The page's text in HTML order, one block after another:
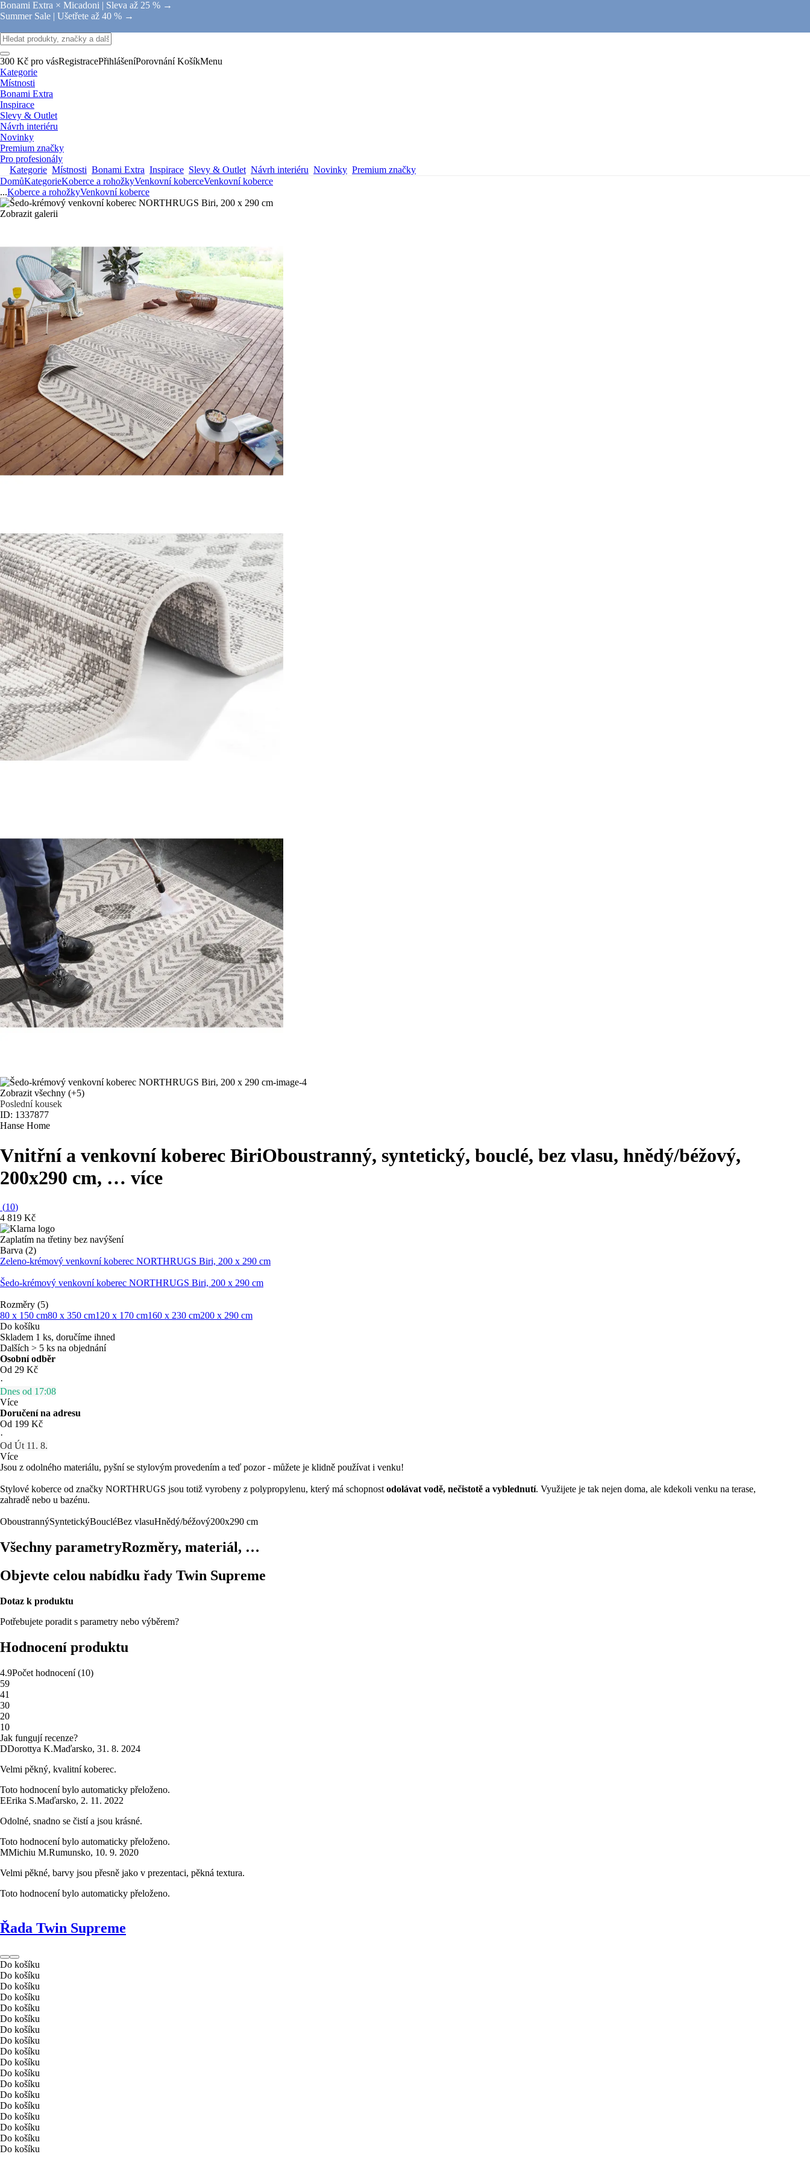
Bonami Extra × Micadoni | Sleva až 25 % →
Summer Sale | Ušetřete až 40 % →
300 Kč pro vásRegistracePřihlášeníPorovnání KošíkMenu
Kategorie
Místnosti
Bonami Extra
Inspirace
Slevy & Outlet
Návrh interiéru
Novinky
Premium značky
Pro profesionály
Kategorie Místnosti Bonami Extra Inspirace Slevy & Outlet Návrh interiéru Novinky Premium značky
DomůKategorieKoberce a rohožkyVenkovní koberceVenkovní koberce
...Koberce a rohožkyVenkovní koberce
Zobrazit galerii
Zobrazit všechny (+5)
Poslední kousek
ID: 1337877
Hanse Home
Vnitřní a venkovní koberec BiriOboustranný, syntetický, bouclé, bez vlasu, hnědý/béžový,
200x290 cm, … více
(10)
4 819 Kč
Zaplatím na třetiny bez navýšení
Barva (2)
Zeleno-krémový venkovní koberec NORTHRUGS Biri, 200 x 290 cm
Šedo-krémový venkovní koberec NORTHRUGS Biri, 200 x 290 cm
Rozměry (5)
80 x 150 cm80 x 350 cm120 x 170 cm160 x 230 cm200 x 290 cm
Do košíku
Skladem 1 ks, doručíme ihned
Dalších > 5 ks na objednání
Osobní odběr
Od 29 Kč
·
Dnes od 17:08
Více
Doručení na adresu
Od 199 Kč
·
Od Út 11. 8.
Více
Jsou z odolného materiálu, pyšní se stylovým provedením a teď pozor - můžete je klidně používat i venku!
Stylové koberce od značky NORTHRUGS jsou totiž vyrobeny z polypropylenu, který má schopnost odolávat vodě, nečistotě a vyblednutí. Využijete je tak nejen doma, ale kdekoli venku na terase,
zahradě nebo u bazénu.
OboustrannýSyntetickýBoucléBez vlasuHnědý/béžový200x290 cm
Všechny parametryRozměry, materiál, …
Objevte celou nabídku řady Twin Supreme
Dotaz k produktu
Potřebujete poradit s parametry nebo výběrem?
Hodnocení produktu
4.9Počet hodnocení(10)
59
41
30
20
10
Jak fungují recenze?
DDorottya K.Maďarsko, 31. 8. 2024
Velmi pěkný, kvalitní koberec.
Toto hodnocení bylo automaticky přeloženo.
EErika S.Maďarsko, 2. 11. 2022
Odolné, snadno se čistí a jsou krásné.
Toto hodnocení bylo automaticky přeloženo.
MMichiu M.Rumunsko, 10. 9. 2020
Velmi pěkné, barvy jsou přesně jako v prezentaci, pěkná textura.
Toto hodnocení bylo automaticky přeloženo.
Řada Twin Supreme
Do košíku
Do košíku
Do košíku
Do košíku
Do košíku
Do košíku
Do košíku
Do košíku
Do košíku
Do košíku
Do košíku
Do košíku
Do košíku
Do košíku
Do košíku
Do košíku
Do košíku
Do košíku